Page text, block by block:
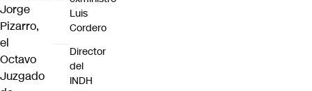
Jorge
Pizarro,
el
Octavo
Juzgado
Luis
Cordero
Director
del
INDH